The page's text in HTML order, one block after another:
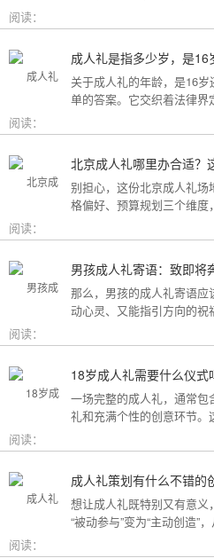
准的固定模板，它可以根
为你梳理了传统、现代和
阅读：
成人礼是指多少岁，是16
关于成人礼的年龄，是16
单的答案。它交织着法律
阅读：
北京成人礼哪里办合适？
别担心，这份北京成人礼
格偏好、预算规划三个维度
阅读：
男孩成人礼寄语：致即将
那么，男孩的成人礼寄语
动心灵、又能指引方向的祝
阅读：
18岁成人礼需要什么仪式
一场完整的成人礼，通常包
礼和充满个性的创意环节
阅读：
成人礼策划有什么不错的
想让成人礼既特别又有意
“被动参与”变为“主动创造”
阅读：